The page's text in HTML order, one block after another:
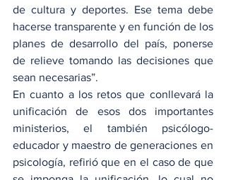
de cultura y deportes. Ese tema debe
hacerse transparente y en función de los
planes de desarrollo del país, ponerse
de relieve tomando las decisiones que
sean necesarias”.
En cuanto a los retos que conllevará la
unificación de esos dos importantes
ministerios, el también psicólogo-
educador y maestro de generaciones en
psicología, refirió que en el caso de que